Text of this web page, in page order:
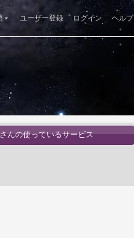
ユーザー登録 ログイン ヘルプ
んの使っているサービス